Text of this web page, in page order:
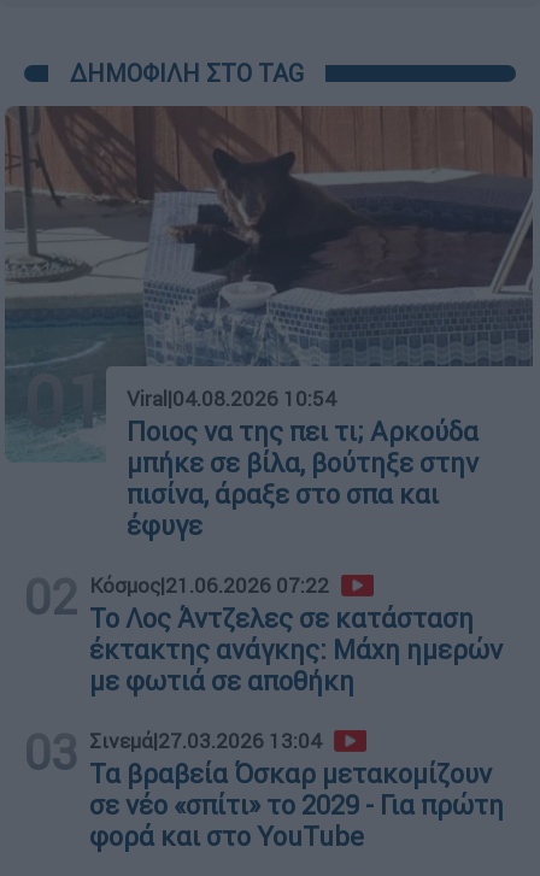
ΔΗΜΟΦΙΛΗ ΣΤΟ TAG
01 Viral |04.08.2026 10:54
Ποιος να της πει τι; Αρκούδα
μπήκε σε βίλα, βούτηξε στην
πισίνα, άραξε στο σπα και
έφυγε
02 Κόσμος|21.06.2026 07:22
Το Λος Άντζελες σε κατάσταση
έκτακτης ανάγκης: Μάχη ημερών
με φωτιά σε αποθήκη
03 Σινεμά|27.03.2026 13:04
Τα βραβεία Όσκαρ μετακομίζουν
σε νέο «σπίτι» το 2029 - Για πρώτη
φορά και στο YouTube